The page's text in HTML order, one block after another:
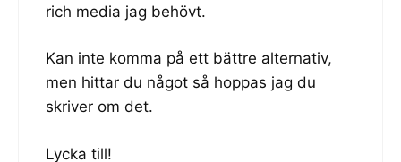
rich media jag behövt.
Kan inte komma på ett bättre alternativ,
men hittar du något så hoppas jag du
skriver om det.
Lycka till!